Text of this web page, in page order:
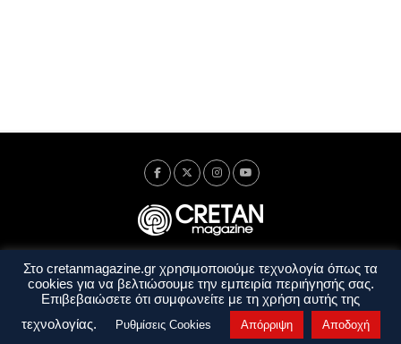
Ταυτότητα Πολιτική Απορρήτου
Όροι Χρήσης
Όροι και Προϋποθέσεις
Στο cretanmagazine.gr χρησιμοποιούμε τεχνολογία όπως τα
cookies για να βελτιώσουμε την εμπειρία περιήγησής σας.
Επιβεβαιώσετε ότι συμφωνείτε με τη χρήση αυτής της
τεχνολογίας.
Ρυθμίσεις Cookies Απόρριψη Αποδοχή